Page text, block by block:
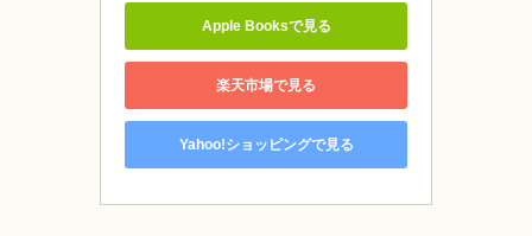
Apple Booksで見る
楽天市場で見る
Yahoo!ショッピングで見る